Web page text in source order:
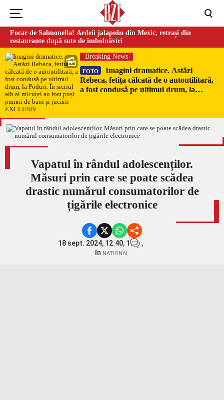
Focar de Salmonella! Ardeii jalapeño din Mexic, retrași din
restaurante după sute de îmbolnăviri
Breaking News
FOTO
Imagini dramatice. Astăzi
Rebeca, fetița călcată de o autoutilitară,
a fost condusă pe ultimul drum, la
EXCLUSIV
Vapatul în rândul adolescenților.
Măsuri prin care se poate scădea
drastic numărul consumatorilor de
țigările electronice
18 sept. 2024, 12:40, 1
,
în NATIONAL